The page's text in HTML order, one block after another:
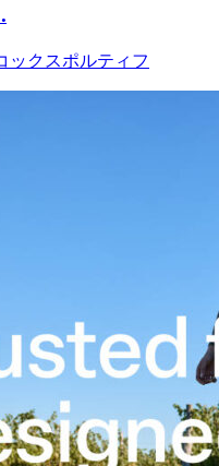
ックスポルティフ